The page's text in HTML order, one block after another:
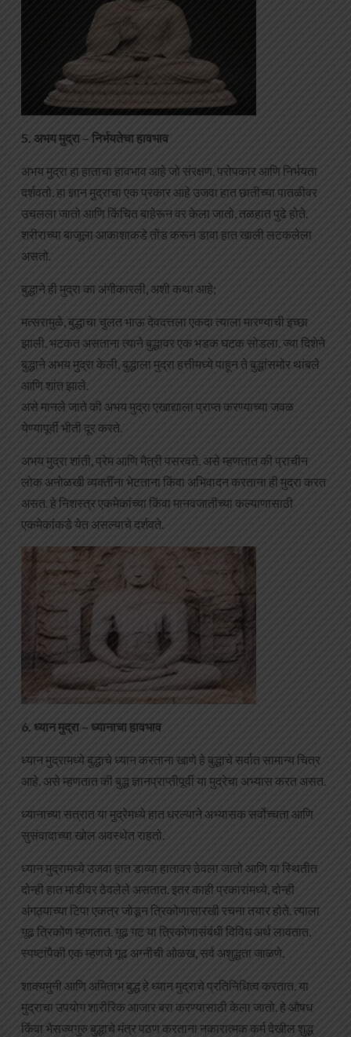
5. अभय मुद्रा – निर्भयतेचा हावभाव
अभय मुद्रा हा हाताचा हावभाव आहे जो संरक्षण, परोपकार आणि निर्भयता
दर्शवतो. हा ज्ञान मुद्राचा एक प्रकार आहे उजवा हात छातीच्या पातळीवर
उचलला जातो आणि किंचित बाहेरून वर केला जातो, तळहात पुढे होते.
शरीराच्या बाजूला आकाशाकडे तोंड करून डावा हात खाली लटकलेला
असतो.
बुद्धाने ही मुद्रा का अंगीकारली, अशी कथा आहे;
मत्सरामुळे, बुद्धाचा चुलत भाऊ देवदत्तला एकदा त्याला मारण्याची इच्छा
झाली. भटकत असताना त्याने बुद्धावर एक भडक घटक सोडला. ज्या दिशेने
बुद्धाने अभय मुद्रा केली, बुद्धाला मुद्रा हत्तीमध्ये पाहून ते बुद्धांसमोर थांबले
आणि शांत झाले.
असे मानले जाते की अभय मुद्रा एखाद्याला प्राप्त करण्याच्या जवळ
येण्यापूर्वी भीती दूर करते.
अभय मुद्रा शांती, प्रेम आणि मैत्री पसरवते. असे म्हणतात की प्राचीन
लोक अनोळखी व्यक्तींना भेटताना किंवा अभिवादन करताना ही मुद्रा करत
असत. हे निशस्त्र एकमेकांच्या किंवा मानवजातीच्या कल्याणासाठी
एकमेकांकडे येत असल्याचे दर्शवते.
6. ध्यान मुद्रा – ध्यानाचा हावभाव
ध्यान मुद्रामध्ये बुद्धाचे ध्यान करताना खाणे हे बुद्धाचे सर्वात सामान्य चित्र
आहे. असे म्हणतात की बुद्ध ज्ञानप्राप्तीपूर्वी या मुद्रेचा अभ्यास करत असत.
ध्यानाच्या सत्रात या मुद्रेमध्ये हात धरल्याने अभ्यासक सर्वोच्चता आणि
सुसंवादाच्या खोल अवस्थेत राहतो.
ध्यान मुद्रामध्ये उजवा हात डाव्या हातावर ठेवला जातो आणि या स्थितीत
दोन्ही हात मांडीवर ठेवलेले असतात. इतर काही प्रकारांमध्ये, दोन्ही
अंगठ्याच्या टिपा एकत्र जोडून त्रिकोणासारखी रचना तयार होते. त्याला
गूढ त्रिकोण म्हणतात. गूढ गट या त्रिकोणासंबंधी विविध अर्थ लावतात.
स्पष्टांपैकी एक म्हणजे गूढ अग्नीची ओळख, सर्व अशुद्धता जाळणे.
शाक्यमुनी आणि अमिताभ बुद्ध हे ध्यान मुद्राचे प्रतिनिधित्व करतात. या
मुद्राचा उपयोग शारीरिक आजार बरा करण्यासाठी केला जातो. हे औषध
किंवा भैसज्यगुरु बुद्धाचे मंत्र पठण करताना नकारात्मक कर्म देखील शुद्ध